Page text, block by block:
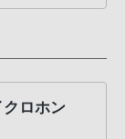
ロホン